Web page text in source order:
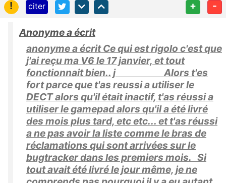
!
citer + -
Anonyme a écrit
anonyme a écrit Ce qui est rigolo c'est que
j'ai reçu ma V6 le 17 janvier, et tout
fonctionnait bien.. j Alors t'es
fort parce que t'as reussi a utiliser le
DECT alors qu'il était inactif, t'as réussi a
utiliser le gamepad alors qu'il a été livré
des mois plus tard, etc etc... et t'as réussi
a ne pas avoir la liste comme le bras de
réclamations qui sont arrivées sur le
bugtracker dans les premiers mois. Si
tout avait été livré le jour même, je ne